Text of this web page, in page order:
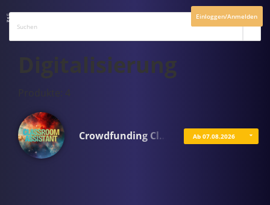
Einloggen/Anmelden
Digitalisierung
Produkte: 4
Crowdfunding Cl… Ab 07.08.2026